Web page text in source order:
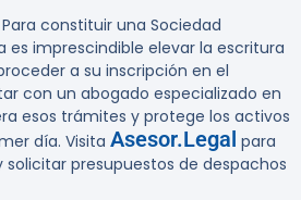
constituir una Sociedad
es imprescindible elevar la escritura
a su inscripción en el
con un abogado especializado en
esos trámites y protege los activos
día. Visita Asesor.Legal para
presupuestos de despachos